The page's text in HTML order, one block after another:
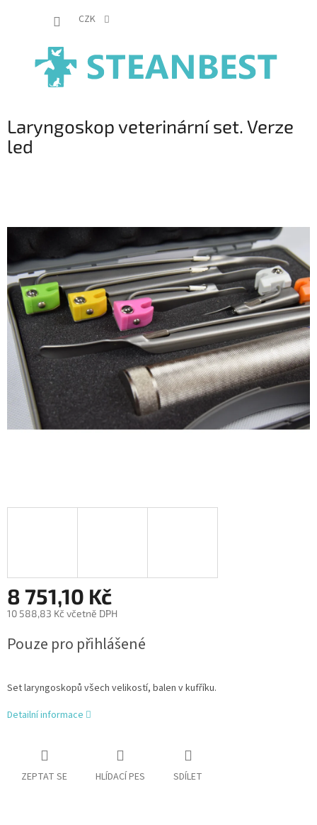
CZK
Laryngoskop veterinární set. Verze
led
8 751,10 Kč
10 588,83 Kč včetně DPH
cena:
Pouze pro přihlášené
Set laryngoskopů všech velikostí, balen v kufříku.
Detailní informace
ZEPTAT SE HLÍDACÍ PES SDÍLET